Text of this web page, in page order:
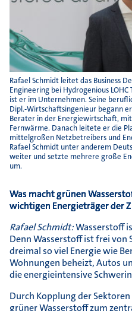
Rafael Schmidt leitet das Business
Engineering bei ­Hydrogenious
ist er im Unter­nehmen. Seine
Dipl.-Wirtschafts­ingenieur begann
Berater in der Energiewirtschaft,
Fernwärme. Danach leitete er die
mittelgroßen Netzbetreibers und
Rafael Schmidt unter anderem
weiter und setzte mehrere große
um.
Was macht grünen
wichtigen Energieträger der
Rafael Schmidt:Wasserstoff
Denn Wasserstoff ist frei
dreimal so viel Energie wie
Wohnungen beheizt, Autos
die energieintensive
Durch Kopplung der
grüner Wasserstoff zum